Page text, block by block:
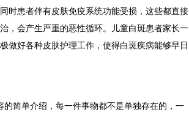
时患者伴有皮肤免疫系统功能受损，这些都直接
，会产生严重的恶性循环。儿童白斑患者家长一
做好各种皮肤护理工作，使得白斑疾病能够早日
的简单介绍，每一件事物都不是单独存在的，一